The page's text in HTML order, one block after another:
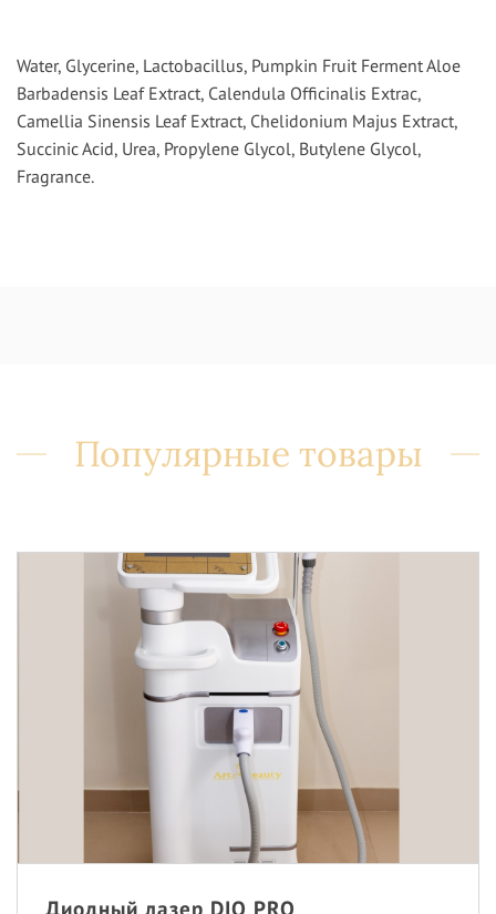
Water, Glycerine, Lactobacillus, Pumpkin Fruit Ferment Aloe
Barbadensis Leaf Extract, Calendula Officinalis Extrac,
Camellia Sinensis Leaf Extract, Chelidonium Majus Extract,
Succinic Acid, Urea, Propylene Glycol, Butylene Glycol,
Fragrance.
Популярные товары
Диодный лазер DIO PRO